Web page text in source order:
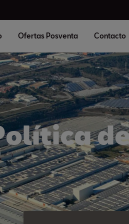
Ofertas Posventa Contacto